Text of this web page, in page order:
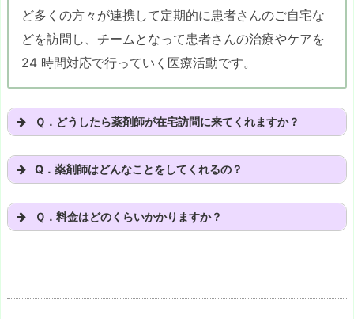
ど多くの方々が連携して定期的に患者さんのご自宅な
どを訪問し、チームとなって患者さんの治療やケアを
24 時間対応で行っていく医療活動です。
Ｑ．どうしたら薬剤師が在宅訪問に来てくれますか？
Q．薬剤師はどんなことをしてくれるの？
Ｑ．料金はどのくらいかかりますか？